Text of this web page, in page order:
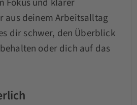
aus deinem Arbeitsalltag
dir schwer, den Überblick
oder dich auf das